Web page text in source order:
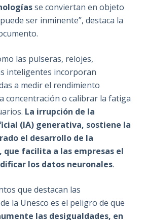
se conviertan en objeto
ser inminente”, destaca la
las pulseras, relojes,
inteligentes incorporan
a medir el rendimiento
concentración o calibrar la fatiga
La irrupción de la
(IA) generativa, sostiene la
el desarrollo de la
facilita a las empresas el
los datos neuronales.
que destacan las
la Unesco es el peligro de que
las desigualdades, en